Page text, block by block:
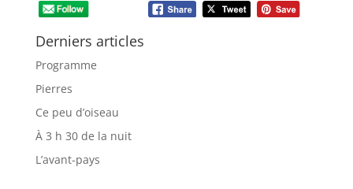
Derniers articles
Programme
Pierres
Ce peu d’oiseau
À 3 h 30 de la nuit
L’avant-pays